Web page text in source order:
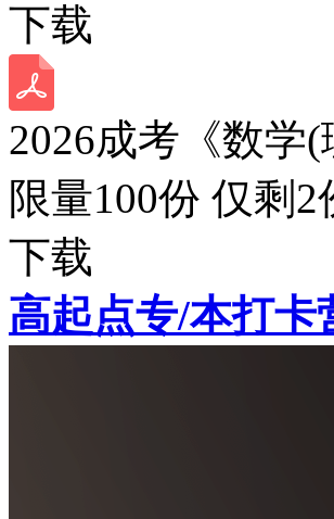
下载
2026成考《数学
限量100份 仅剩 2
下载
高起点专/本打卡